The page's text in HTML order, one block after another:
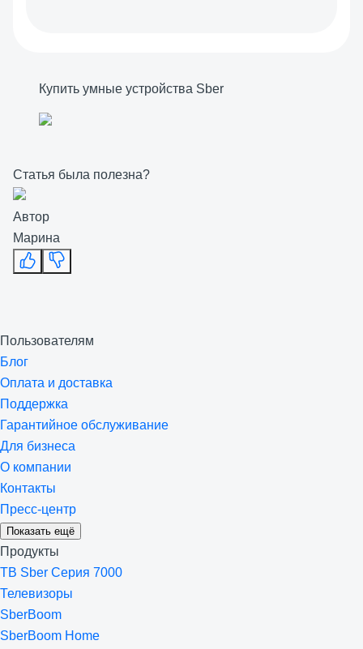
Купить умные устройства Sber
Статья была полезна?
Автор
Марина
Пользователям
Блог
Оплата и доставка
Поддержка
Гарантийное обслуживание
Для бизнеса
О компании
Контакты
Пресс-центр
Показать ещё
Продукты
ТВ Sber Серия 7000
Телевизоры
SberBoom
SberBoom Home